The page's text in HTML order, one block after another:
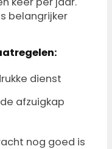
belangrijker
dienst
afzuigkap
nog goed is